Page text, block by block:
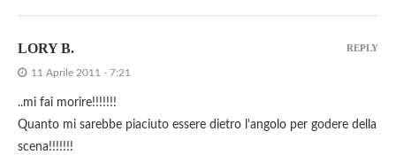
LORY B.
11 Aprile 2011 - 7:21
..mi fai morire!!!!!!!
Quanto mi sarebbe piaciuto essere dietro l'angolo per godere della
scena!!!!!!!
REPLY